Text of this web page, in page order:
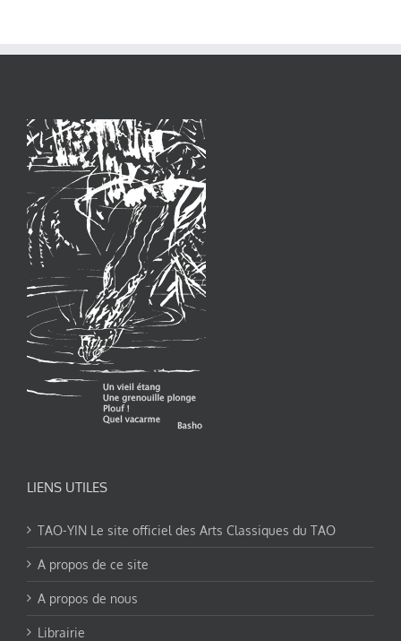
LIENS UTILES
TAO-YIN Le site officiel des Arts Classiques du TAO
A propos de ce site
A propos de nous
Librairie